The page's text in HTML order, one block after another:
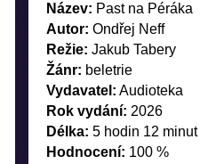
Název: Past na Péráka
Autor: Ondřej Neff
Režie: Jakub Tabery
Žánr: beletrie
Vydavatel: Audioteka
Rok vydání: 2026
Délka: 5 hodin 12 minut
Hodnocení: 100 %